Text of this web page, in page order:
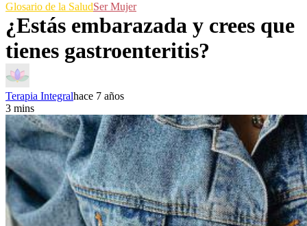
Glosario de la SaludSer Mujer
¿Estás embarazada y crees que
tienes gastroenteritis?
Terapia Integralhace 7 años
3 mins